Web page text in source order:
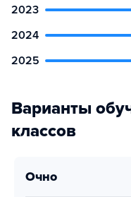
2023
2024
2025
Варианты
классов
очно